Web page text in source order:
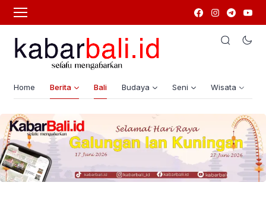
Home Berita Bali Budaya Seni Wisata